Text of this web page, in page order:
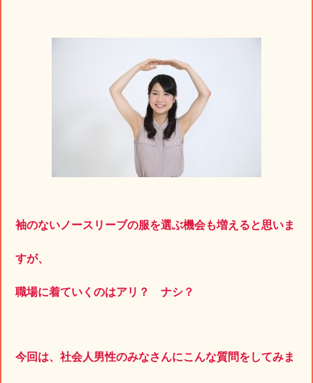
袖のないノースリーブの服を選ぶ機会も増えると思いま
すが、
職場に着ていくのはアリ？ ナシ？
今回は、社会人男性のみなさんにこんな質問をしてみま